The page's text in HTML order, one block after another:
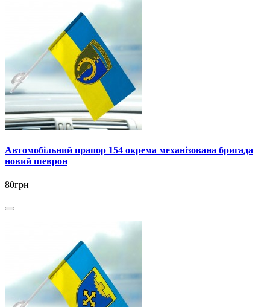
Автомобільний прапор 154 окрема механізована бригада
новий шеврон
80грн